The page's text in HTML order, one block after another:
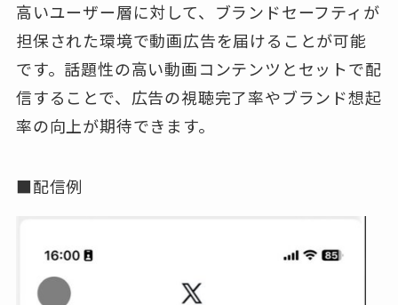
高いユーザー層に対して、ブランドセーフティが
担保された環境で動画広告を届けることが可能
です。話題性の高い動画コンテンツとセットで配
信することで、広告の視聴完了率やブランド想起
率の向上が期待できます。
■配信例